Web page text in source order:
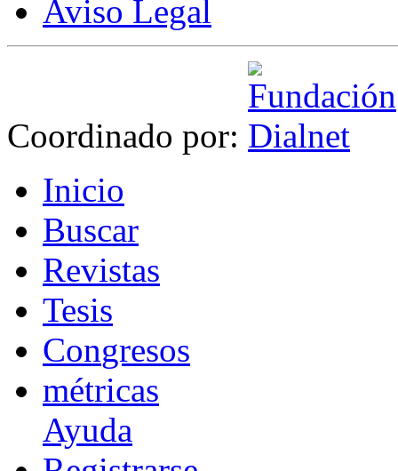
Aviso Legal
Coordinado por:
Inicio
Buscar
Revistas
Tesis
Congresos
métricas
Ayuda